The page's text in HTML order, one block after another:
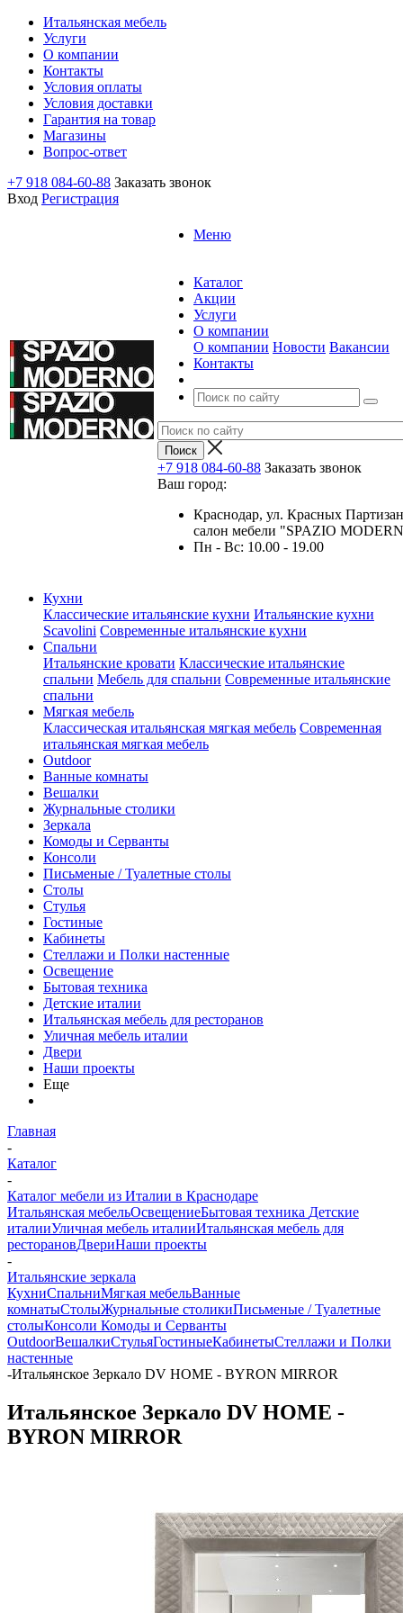
Итальянская мебель
Услуги
О компании
Контакты
Условия оплаты
Условия доставки
Гарантия на товар
Магазины
Вопрос-ответ
+7 918 084-60-88 Заказать звонок
Вход Регистрация
Меню
Каталог
Акции
Услуги
О компании
О компании Новости Вакансии
Контакты
+7 918 084-60-88 Заказать звонок
Ваш город:
Краснодар, ул. Красных
салон мебели "SPAZIO
Пн - Вс: 10.00 - 19.00
Кухни
Классические итальянские кухни Итальянские кухни
Scavolini Современные итальянские кухни
Спальни
Итальянские кровати Классические итальянские
спальни Мебель для спальни Современные итальянские
спальни
Мягкая мебель
Классическая итальянская мягкая мебель Современная
итальянская мягкая мебель
Outdoor
Ванные комнаты
Вешалки
Журнальные столики
Зеркала
Комоды и Серванты
Консоли
Письменые / Туалетные столы
Столы
Стулья
Гостиные
Кабинеты
Стеллажи и Полки настенные
Освещение
Бытовая техника
Детские италии
Итальянская мебель для ресторанов
Уличная мебель италии
Двери
Наши проекты
Еще
Главная
-
Каталог
-
Каталог мебели из Италии в Краснодаре
Итальянская мебельОсвещениеБытовая техника Детские
италииУличная мебель италииИтальянская мебель для
ресторановДвериНаши проекты
-
Итальянские зеркала
КухниСпальниМягкая мебельВанные
комнатыСтолыЖурнальные столикиПисьменые / Туалетные
столыКонсоли Комоды и Серванты
OutdoorВешалкиСтульяГостиныеКабинетыСтеллажи и Полки
настенные
-Итальянское Зеркало DV HOME - BYRON MIRROR
Итальянское Зеркало DV HOME -
BYRON MIRROR